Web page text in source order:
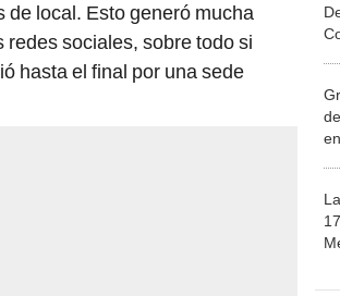
local. Esto generó mucha
sociales, sobre todo si
hasta el final por una sede